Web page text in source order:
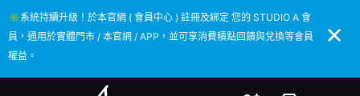
✳️系統持續升級！於本官網 ( 會員中心 ) 註冊及綁定 您的 STUDIO A 會
員，通用於實體門市 / 本官網 / APP，並可享消費積點回饋與兌換等會員
權益。
✳️系統持續升級！於本官網 ( 會員中心 ) 註冊及綁定 您的 STUDIO A 會
員，通用於實體門市 / 本官網 / APP，並可享消費積點回饋與兌換等會員
權益。